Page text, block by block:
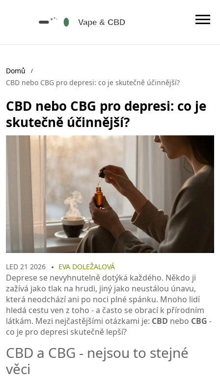
Domů
CBD nebo CBG pro depresi: co je skutečně účinnější?
CBD nebo CBG pro depresi: co je
skutečně účinnější?
LED 21 2026 EVA DOLEŽALOVÁ
Deprese se nevyhnutelně dotýká každého. Někdo ji
zažívá jako tlak na hrudi, jiný jako neustálou únavu,
která neodchází ani po noci plné spánku. Mnoho lidí
hledá cestu ven z toho - a často se obrací k přírodním
látkám. Mezi nejčastějšími otázkami je: CBD nebo CBG -
co je pro depresi skutečně lepší?
CBD a CBG - nejsou to stejné
věci